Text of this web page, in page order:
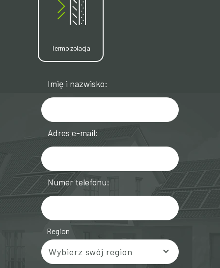
Termoizolacja
Imię i nazwisko:
Adres e-mail:
Numer telefonu:
Region